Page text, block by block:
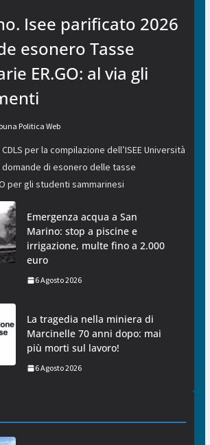
Isee parificato 2026
esonero Tasse
ER.GO: al via gli
Politica Web
per la compilazione dell’ISEE Università
di esonero delle tasse
per gli studenti sammarinesi
Emergenza acqua a San
Marino: stop a piscine e
irrigazione, multe fino a 2.000
euro
6 Agosto 2026
La tragedia nella miniera di
Marcinelle 70 anni dopo: mai
più morti sul lavoro!
6 Agosto 2026